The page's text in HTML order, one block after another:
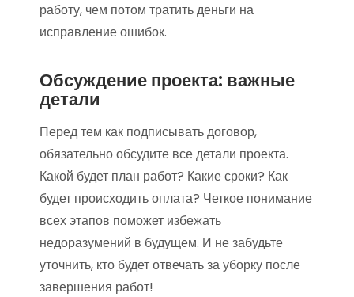
работу, чем потом тратить деньги на
исправление ошибок.
Обсуждение проекта: важные
детали
Перед тем как подписывать договор,
обязательно обсудите все детали проекта.
Какой будет план работ? Какие сроки? Как
будет происходить оплата? Четкое понимание
всех этапов поможет избежать
недоразумений в будущем. И не забудьте
уточнить, кто будет отвечать за уборку после
завершения работ!